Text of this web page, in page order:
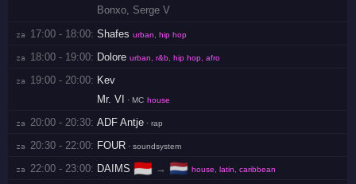
Bonxo, Serge V
za 17:00 - 18:00: Shafes urban, hip hop
za 18:00 - 19:00: Dolore urban, r&b, hip hop, afro
za 19:00 - 20:00: Kev
Mr. VI · MC house
za 20:00 - 20:30: ADF Antje · rap
za 20:30 - 22:00: FOUR · soundsystem
za 22:00 - 23:00: DAIMS 🇮🇩 → 🇳🇱 house, latin, caribbean